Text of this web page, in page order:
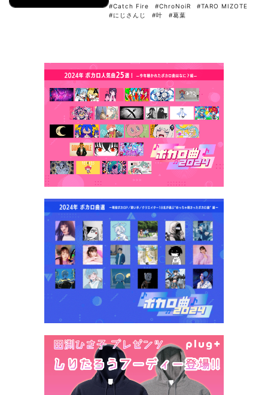
#Catch Fire #ChroNoiR
#TARO MIZOTE
#にじさんじ
#叶 #葛葉